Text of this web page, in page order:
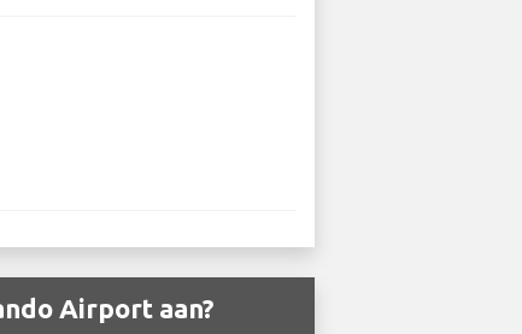
Airport aan?